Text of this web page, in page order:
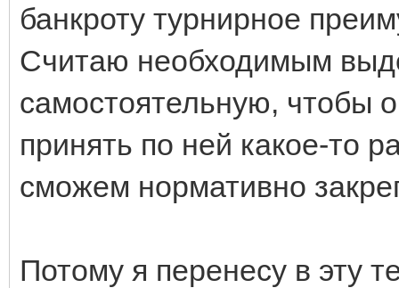
банкроту турнирное
Считаю необходимым
самостоятельную, чтобы
принять по ней какое-то
сможем нормативно
Потому я перенесу в эту